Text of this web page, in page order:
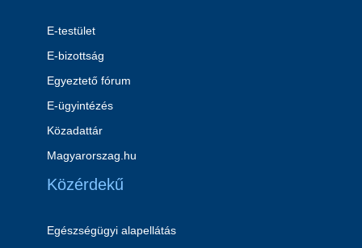
E-testület
E-bizottság
Egyeztető fórum
E-ügyintézés
Közadattár
Magyarorszag.hu
Közérdekű
Egészségügyi alapellátás